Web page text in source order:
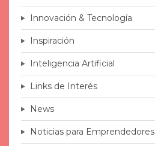
Innovación & Tecnología
Inspiración
Inteligencia Artificial
Links de Interés
News
Noticias para Emprendedores